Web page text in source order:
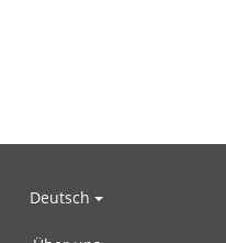
Deutsch